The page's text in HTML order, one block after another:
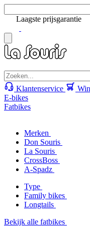
Laagste prijsgarantie
Klantenservice
E-bikes
Fatbikes
Merken
Don Souris
La Souris
CrossBoss
A-Spadz
Type
Family bikes
Longtails
Bekijk alle fatbikes